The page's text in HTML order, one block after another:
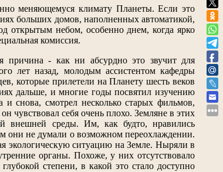
меняющемуся климату Планеты. Если это
больших домов, наполненных автоматикой,
открытым небом, особенно днем, когда ярко
комиссия.
причина - как ни абсурдно это звучит для
лет назад, молодым ассистентом кафедры
которые прилетели на Планету шесть веков
дальше, и многие годы посвятил изучению
снова, смотрел несколько старых фильмов,
чувствовал себя очень плохо. Земляне в этих
внешней среды. Им, как будто, нравились
они не думали о возможном переохлаждении.
экологическую ситуацию на Земле. Ныряли в
органы. Похоже, у них отсутствовало
степени, в какой это стало доступно